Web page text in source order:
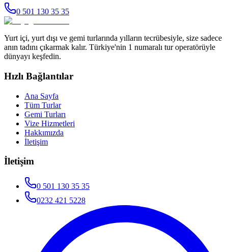
0 501 130 35 35
Yurt içi, yurt dışı ve gemi turlarında yılların tecrübesiyle, size sadece
anın tadını çıkarmak kalır. Türkiye'nin 1 numaralı tur operatörüyle
dünyayı keşfedin.
Hızlı Bağlantılar
Ana Sayfa
Tüm Turlar
Gemi Turları
Vize Hizmetleri
Hakkımızda
İletişim
İletişim
0 501 130 35 35
0232 421 5228